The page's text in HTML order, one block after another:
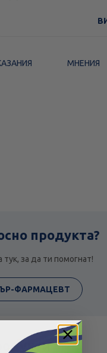
МНЕНИЯ
продукта?
за да ти помогнат!
ФАРМАЦЕВТ